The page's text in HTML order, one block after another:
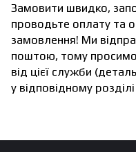
Замовити швидко,
проводьте оплату та
замовлення! Ми
поштою, тому
від цієї служби
у відповідному